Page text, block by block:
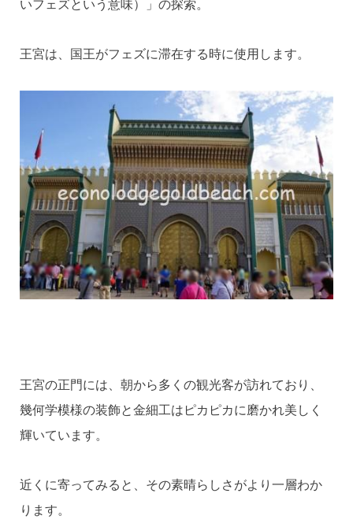
いフェズという意味）」の探索。
王宮は、国王がフェズに滞在する時に使用します。
王宮の正門には、朝から多くの観光客が訪れており、
幾何学模様の装飾と金細工はピカピカに磨かれ美しく
輝いています。
近くに寄ってみると、その素晴らしさがより一層わか
ります。